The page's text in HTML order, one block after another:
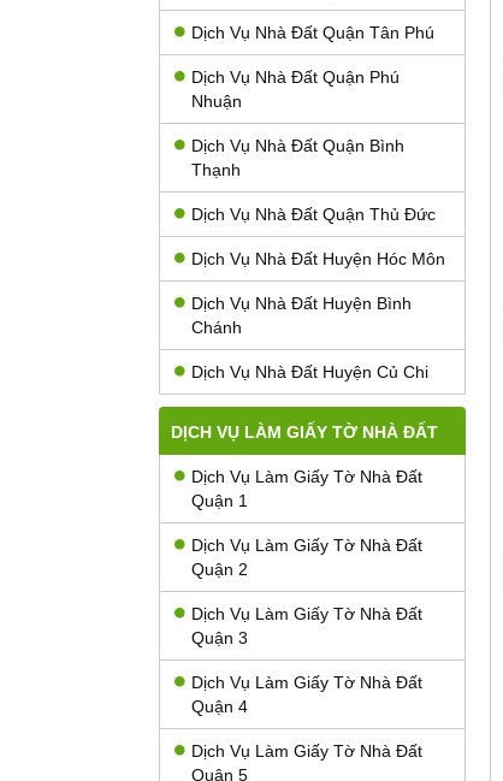
Dịch Vụ Nhà Đất Quận Tân Phú
Dịch Vụ Nhà Đất Quận Phú
Nhuận
Dịch Vụ Nhà Đất Quận Bình
Thạnh
Dịch Vụ Nhà Đất Quận Thủ Đức
Dịch Vụ Nhà Đất Huyện Hóc Môn
Dịch Vụ Nhà Đất Huyện Bình
Chánh
Dịch Vụ Nhà Đất Huyện Củ Chi
DỊCH VỤ LÀM GIẤY TỜ NHÀ ĐẤT
Dịch Vụ Làm Giấy Tờ Nhà Đất
Quận 1
Dịch Vụ Làm Giấy Tờ Nhà Đất
Quận 2
Dịch Vụ Làm Giấy Tờ Nhà Đất
Quận 3
Dịch Vụ Làm Giấy Tờ Nhà Đất
Quận 4
Dịch Vụ Làm Giấy Tờ Nhà Đất
Quận 5